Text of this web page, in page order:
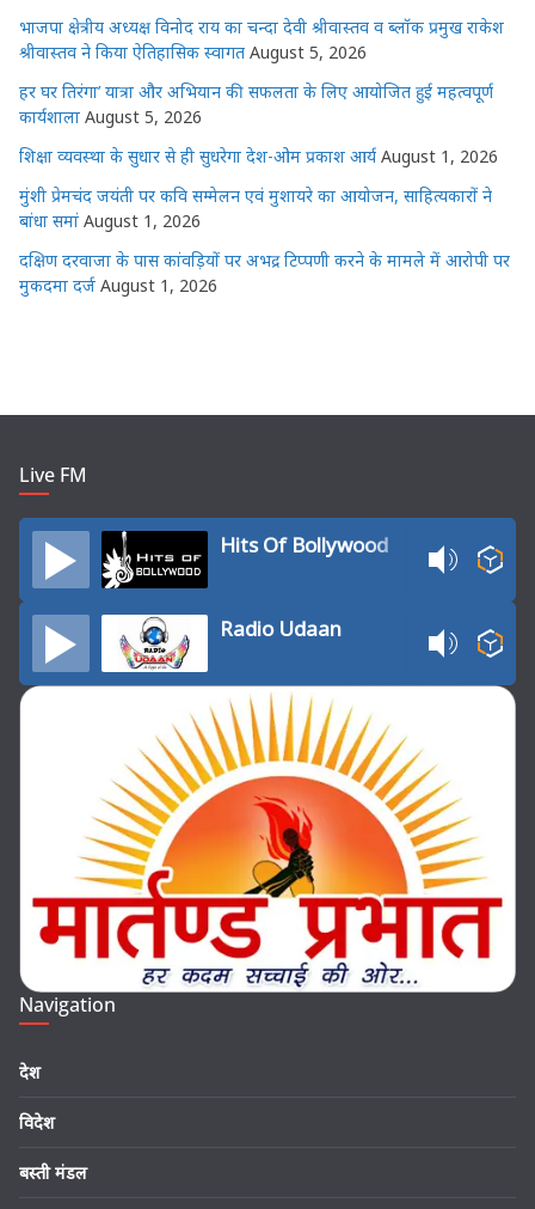
भाजपा क्षेत्रीय अध्यक्ष विनोद राय का चन्दा देवी श्रीवास्तव व ब्लॉक प्रमुख राकेश
श्रीवास्तव ने किया ऐतिहासिक स्वागत August 5, 2026
हर घर तिरंगा’ यात्रा और अभियान की सफलता के लिए आयोजित हुई महत्वपूर्ण
कार्यशाला August 5, 2026
शिक्षा व्यवस्था के सुधार से ही सुधरेगा देश-ओम प्रकाश आर्य August 1, 2026
मुंशी प्रेमचंद जयंती पर कवि सम्मेलन एवं मुशायरे का आयोजन, साहित्यकारों ने
बांधा समां August 1, 2026
दक्षिण दरवाजा के पास कांवड़ियों पर अभद्र टिप्पणी करने के मामले में आरोपी पर
मुकदमा दर्ज August 1, 2026
Live FM
Hits Of Bollywood
Radio Udaan
Navigation
देश
विदेश
बस्ती मंडल